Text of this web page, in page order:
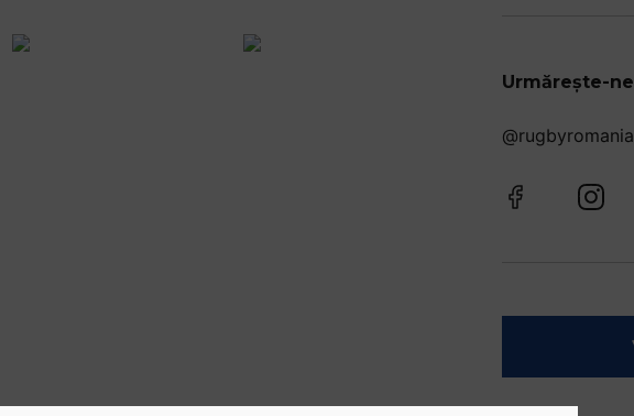
Urmărește-
@rugbyromania